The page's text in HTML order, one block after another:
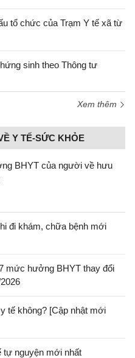
tổ chức của Trạm Y tế xã từ
sinh theo Thông tư
Xem thêm
Y TẾ-SỨC KHỎE
BHYT của người về hưu
đi khám, chữa bệnh mới
mức hưởng BHYT thay đổi
tế không? [Cập nhật mới
tự nguyện mới nhất